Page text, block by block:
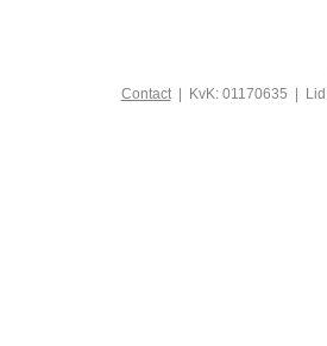
Contact| KvK: 01170635 | Lid